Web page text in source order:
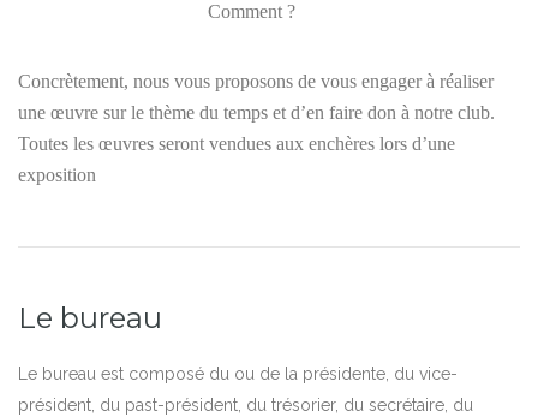
Comment ?
Concrètement, nous vous proposons de vous engager à réaliser
une œuvre sur le thème du temps et d’en faire don à notre club.
Toutes les œuvres seront vendues aux enchères lors d’une
exposition
Le bureau
Le bureau est composé du ou de la présidente, du vice-
président, du past-président, du trésorier, du secrétaire, du